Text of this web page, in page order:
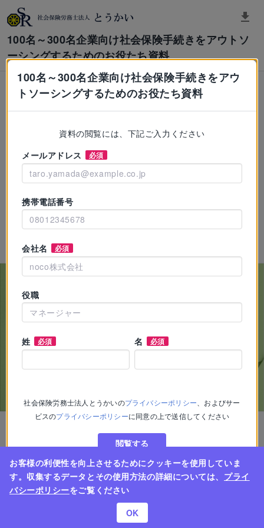
100名～300名企業向け社会保険手続きをアウトソ
ーシングするためのお役たち資料
お客様の利便性を向上させるためにクッキーを使用していま
す。収集するデータとその使用方法の詳細については、 プライ
バシーポリシーをご覧ください
OK
100名～300名企業向け社会保険手続きをアウ
トソーシングするためのお役たち資料
資料の閲覧には、下記ご入力ください
メールアドレス
必須
携帯電話番号
会社名 必須
役職
姓 必須 名 必須
社会保険労務士法人とうかいのプライバシーポリシー 、およびサー
ビスのプライバシーポリシーに同意の上で送信してください
閲覧する